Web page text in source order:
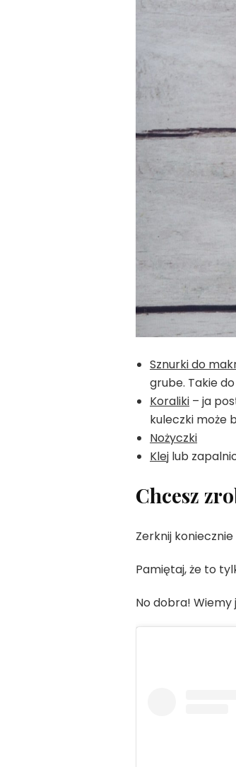
Sznurki do
grube. Takie
Koraliki – ja
kuleczki może
Nożyczki
Klej lub
Chcesz
Zerknij
Pamiętaj, że to
No dobra! Wiemy